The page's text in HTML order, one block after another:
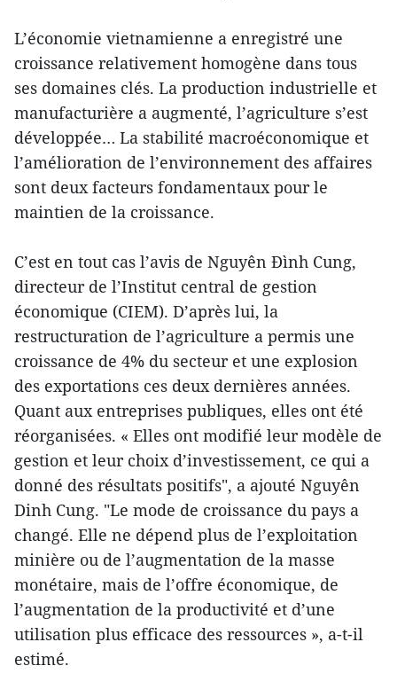
L’économie vietnamienne a enregistré une
croissance relativement homogène dans tous
ses domaines clés. La production industrielle et
manufacturière a augmenté, l’agriculture s’est
développée… La stabilité macroéconomique et
l’amélioration de l’environnement des affaires
sont deux facteurs fondamentaux pour le
maintien de la croissance.
C’est en tout cas l’avis de Nguyên Ðình Cung,
directeur de l’Institut central de gestion
économique (CIEM). D’après lui, la
restructuration de l’agriculture a permis une
croissance de 4% du secteur et une explosion
des exportations ces deux dernières années.
Quant aux entreprises publiques, elles ont été
réorganisées. « Elles ont modifié leur modèle de
gestion et leur choix d’investissement, ce qui a
donné des résultats positifs", a ajouté Nguyên
Dinh Cung. "Le mode de croissance du pays a
changé. Elle ne dépend plus de l’exploitation
minière ou de l’augmentation de la masse
monétaire, mais de l’offre économique, de
l’augmentation de la productivité et d’une
utilisation plus efficace des ressources », a-t-il
estimé.